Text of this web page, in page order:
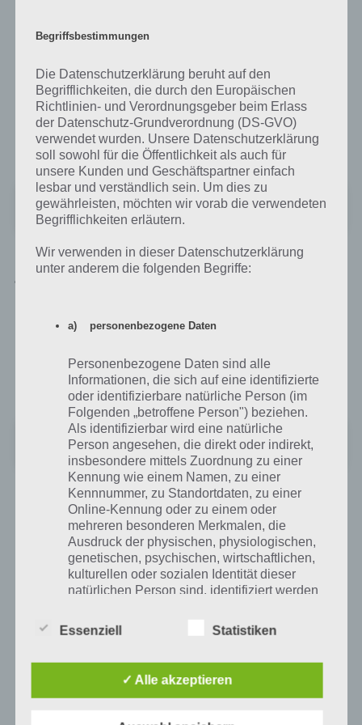
Installation von Jungle Heat wird mindestens Android 2.3.3 benötigt.
heruntergeladen. Grund dürfte auch sein, dass ein solches Spiel im
Google Play Store bisher nicht zu finden war. Die Bewertung der
Spiele App liegt bei 4,4 Sternen. Grund dafür sind, dass es noch einige
kleine Bugs gibt, die durch Updates aber immer zügig gefixed weren.
Hier gehts zum Google Play Store zum Download von Jungle Heat:
Jungle Heat: War of Clans
Preis:Kostenlos
Jungle Heat für iPhone, iPad und iPod
UPDATE: Jungle Heat ist nun auch für iOS im iTunes App Store
kostenlos heruntergeladen werden. Hier der Link zum iTunes App
Jungle Heat
Preis:Kostenlos +
Auf WhatsApp teilen Teilen auf Facebook
Tweet auf Twitter
Mehr Artikel hier auf Touchportal
Begriffsbestimmungen
Die Datenschutzerklärung beruht auf den
Begrifflichkeiten, die durch den Europäischen
Richtlinien- und Verordnungsgeber beim Erlass
der Datenschutz-Grundverordnung (DS-GVO)
verwendet wurden. Unsere Datenschutzerklärung
soll sowohl für die Öffentlichkeit als auch für
unsere Kunden und Geschäftspartner einfach
lesbar und verständlich sein. Um dies zu
gewährleisten, möchten wir vorab die verwendeten
Begrifflichkeiten erläutern.
Wir verwenden in dieser Datenschutzerklärung
unter anderem die folgenden Begriffe:
a) personenbezogene Daten
Personenbezogene Daten sind alle
Informationen, die sich auf eine identifizierte
oder identifizierbare natürliche Person (im
Folgenden „betroffene Person") beziehen.
Als identifizierbar wird eine natürliche
Person angesehen, die direkt oder indirekt,
insbesondere mittels Zuordnung zu einer
Kennung wie einem Namen, zu einer
Kennnummer, zu Standortdaten, zu einer
Online-Kennung oder zu einem oder
mehreren besonderen Merkmalen, die
Ausdruck der physischen, physiologischen,
genetischen, psychischen, wirtschaftlichen,
kulturellen oder sozialen Identität dieser
natürlichen Person sind, identifiziert werden
b) betroffene Person
Betroffene Person ist jede identifizierte oder
Essenziell Statistiken
✓ Alle akzeptieren